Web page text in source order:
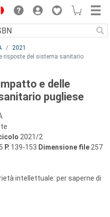
2021
risposte del sistema sanitario
e delle
pugliese
2021/2
P. 139-153 Dimensione file 257
intellettuale: per saperne di